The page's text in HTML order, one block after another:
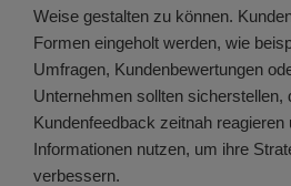
Weise gestalten zu können.
Formen eingeholt werden, wie
Umfragen, Kundenbewertungen
Unternehmen sollten sicherstellen,
Kundenfeedback zeitnah reagieren
Informationen nutzen, um ihre
verbessern.